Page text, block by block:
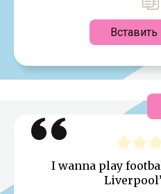
I wanna play